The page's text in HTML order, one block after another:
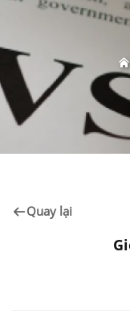
Quay lại